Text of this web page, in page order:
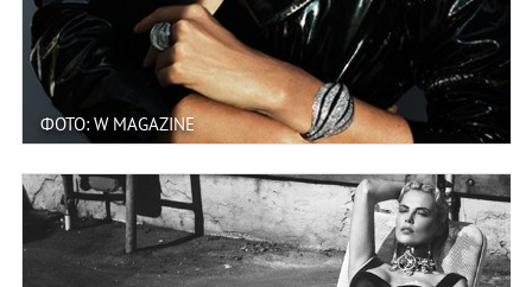
ФОТО: W MAGAZINE